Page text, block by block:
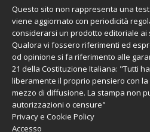
Questo sito non rappresenta una
viene aggiornato con periodicità
considerarsi un prodotto editoriale ai
Qualora vi fossero riferimenti ed
od opinione si fa riferimento alle
21 della Costituzione Italiana: "Tutti
liberamente il proprio pensiero con
mezzo di diffusione. La stampa non
autorizzazioni o censure"
Privacy e Cookie Policy
Accesso